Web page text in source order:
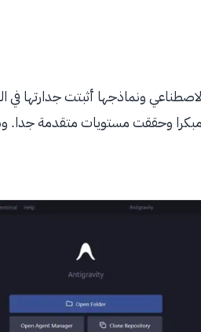
وحققت مستويات متقدمة جدا.